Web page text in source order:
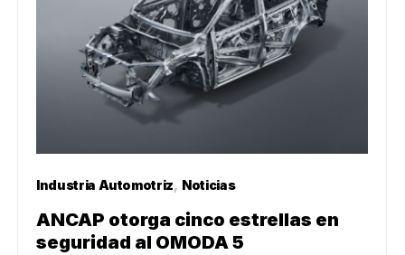
Industria Automotriz Noticias
ANCAP otorga cinco estrellas en
seguridad al OMODA 5